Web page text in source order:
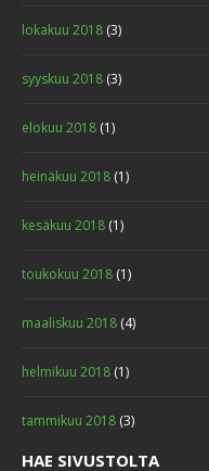
lokakuu 2018 (3)
syyskuu 2018 (3)
elokuu 2018 (1)
heinäkuu 2018 (1)
kesäkuu 2018 (1)
toukokuu 2018 (1)
maaliskuu 2018 (4)
helmikuu 2018 (1)
tammikuu 2018 (3)
HAE SIVUSTOLTA